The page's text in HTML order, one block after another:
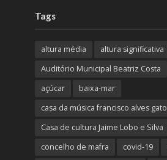
Tags
altura média altura significativa
Auditório Municipal Beatriz Costa
açúcar
baixa-mar
casa da música francisco alves gato
Casa de cultura Jaime Lobo e Silva
concelho de mafra
covid-19